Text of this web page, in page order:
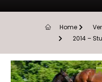
Home
2014 –